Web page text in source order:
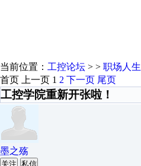
当前位置： 工控论坛 > > 职场人生
首页 上一页 1 2 下一页 尾页
工控学院重新开张啦！
墨之殇
关注 私信